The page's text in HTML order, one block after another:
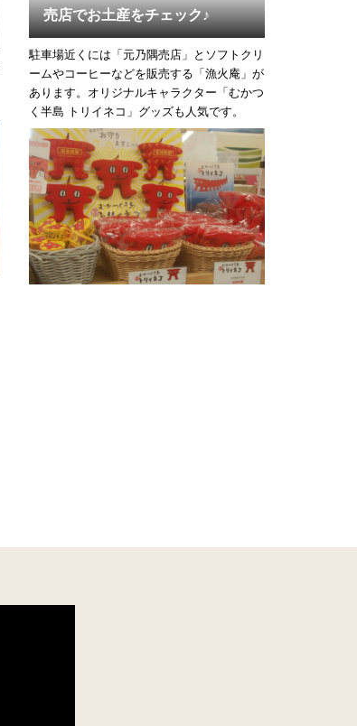
売店でお土産をチェック♪
駐車場近くには「元乃隅売店」とソフトクリ
ームやコーヒーなどを販売する「漁火庵」が
あります。オリジナルキャラクター「むかつ
く半島 トリイネコ」グッズも人気です。